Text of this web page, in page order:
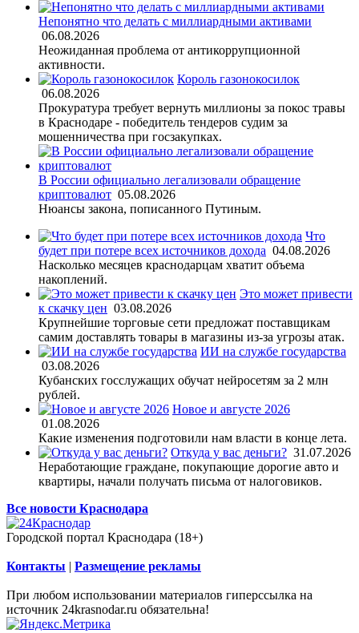
Непонятно что делать с миллиардными активами
06.08.2026
Неожиданная проблема от антикоррупционной
активности.
Король газонокосилок
06.08.2026
Прокуратура требует вернуть миллионы за покос травы
в Краснодаре - победитель тендеров судим за
мошенничества при госзакупках.
В России официально легализовали обращение
криптовалют 05.08.2026
Нюансы закона, пописанного Путиным.
Что
будет при потере всех источников дохода 04.08.2026
Насколько месяцев краснодарцам хватит объема
накоплений.
Это может привести
к скачку цен 03.08.2026
Крупнейшие торговые сети предложат поставщикам
самим доставлять товары в магазины из-за угрозы атак.
ИИ на службе государства
03.08.2026
Кубанских госслужащих обучат нейросетям за 2 млн
рублей.
Новое и августе 2026
01.08.2026
Какие изменения подготовили нам власти в конце лета.
Откуда у вас деньги? 31.07.2026
Неработающие граждане, покупающие дорогие авто и
квартиры, начали получать письма от налоговиков.
Все новости Краснодара
Городской портал Краснодара (18+)
Контакты | Размещение рекламы
При любом использовании материалов гиперссылка на
источник 24krasnodar.ru обязательна!